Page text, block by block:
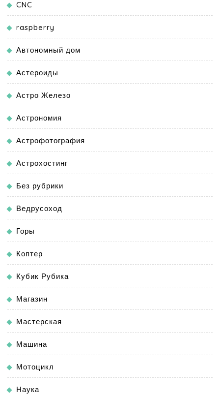
CNC
raspberry
Автономный дом
Астероиды
Астро Железо
Астрономия
Астрофотография
Астрохостинг
Без рубрики
Ведрусоход
Горы
Коптер
Кубик Рубика
Магазин
Мастерская
Машина
Мотоцикл
Наука